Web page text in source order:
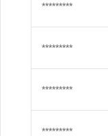
*********
*********
*********
*********